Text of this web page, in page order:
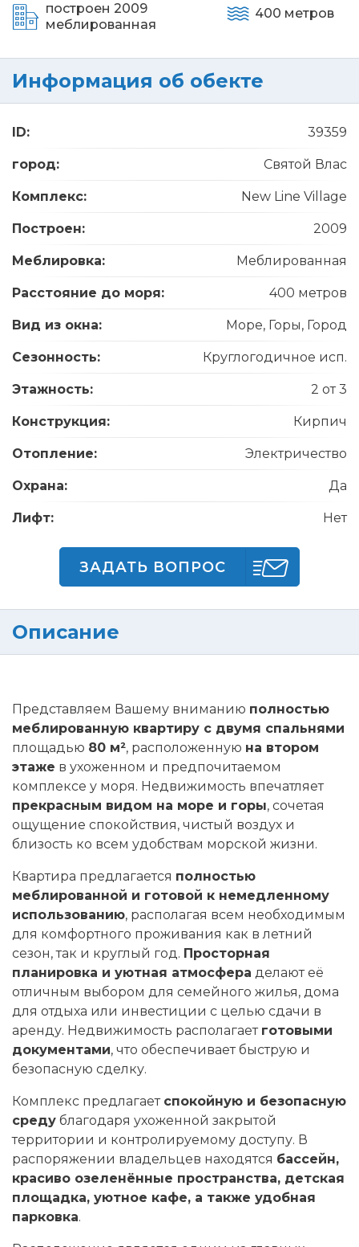
построен 2009
меблированная
400 метров
Информация об обекте
ID: 39359
город: Святой Влас
Комплекс: New Line Village
Построен: 2009
Меблировка: Меблированная
Расстояние до моря: 400 метров
Вид из окна: Море, Горы, Город
Сезонность: Круглогодичное исп.
Этажность: 2 от 3
Конструкция: Кирпич
Отопление: Электричество
Охрана: Да
Лифт: Нет
ЗАДАТЬ ВОПРОС
Описание
Представляем Вашему вниманию полностью
меблированную квартиру с двумя спальнями
площадью 80 м², расположенную на втором
этаже в ухоженном и предпочитаемом
комплексе у моря. Недвижимость впечатляет
прекрасным видом на море и горы, сочетая
ощущение спокойствия, чистый воздух и
близость ко всем удобствам морской жизни.
Квартира предлагается полностью
меблированной и готовой к немедленному
использованию, располагая всем необходимым
для комфортного проживания как в летний
сезон, так и круглый год. Просторная
планировка и уютная атмосфера делают её
отличным выбором для семейного жилья, дома
для отдыха или инвестиции с целью сдачи в
аренду. Недвижимость располагает готовыми
документами, что обеспечивает быструю и
безопасную сделку.
Комплекс предлагает спокойную и безопасную
среду благодаря ухоженной закрытой
территории и контролируемому доступу. В
распоряжении владельцев находятся бассейн,
красиво озеленённые пространства, детская
площадка, уютное кафе, а также удобная
парковка.